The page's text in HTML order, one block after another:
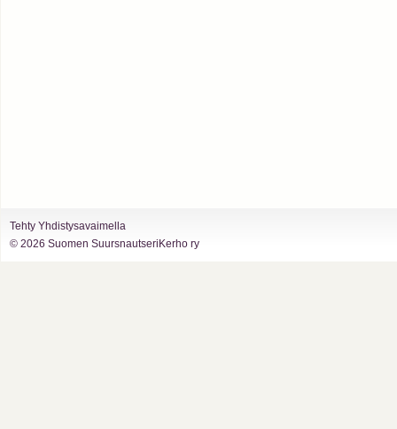
Tehty Yhdistysavaimella
© 2026 Suomen SuursnautseriKerho ry